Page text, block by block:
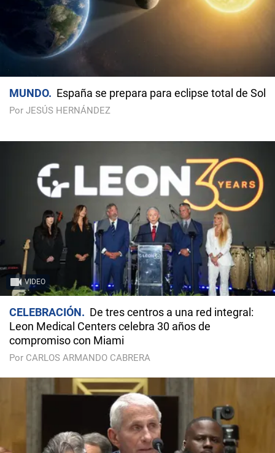
MUNDO España se prepara para eclipse total de Sol
Por JESÚS HERNÁNDEZ
VIDEO
CELEBRACIÓN
De tres centros a una red integral:
Leon Medical Centers celebra 30 años de
compromiso con Miami
Por CARLOS ARMANDO CABRERA